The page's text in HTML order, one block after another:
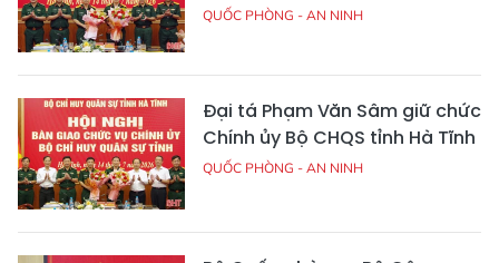
QUỐC PHÒNG - AN NINH
Đại tá Phạm Văn Sâm giữ chức
Chính ủy Bộ CHQS tỉnh Hà Tĩnh
QUỐC PHÒNG - AN NINH